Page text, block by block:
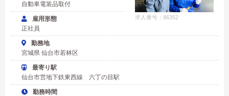
求人番号：86352
自動車電装品取付
雇用形態
正社員
勤務地
宮城県 仙台市若林区
最寄り駅
仙台市営地下鉄東西線 六丁の目駅
勤務時間